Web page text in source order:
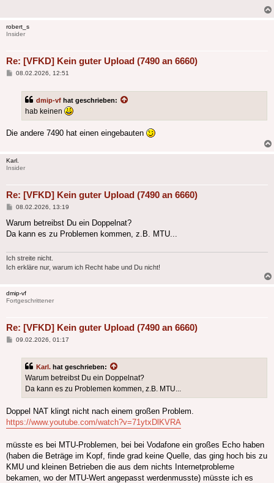
robert_s
Insider
Re: [VFKD] Kein guter Upload (7490 an 6660)
Beitrag
08.02.2026, 12:51
dmip-vf hat geschrieben:
hab keinen
Die andere 7490 hat einen eingebauten
Karl.
Insider
Re: [VFKD] Kein guter Upload (7490 an 6660)
Beitrag
08.02.2026, 13:19
Warum betreibst Du ein Doppelnat?
Da kann es zu Problemen kommen, z.B. MTU...
Ich streite nicht.
Ich erkläre nur, warum ich Recht habe und Du nicht!
dmip-vf
Fortgeschrittener
Re: [VFKD] Kein guter Upload (7490 an 6660)
Beitrag
09.02.2026, 01:17
Karl. hat geschrieben:
Warum betreibst Du ein Doppelnat?
Da kann es zu Problemen kommen, z.B. MTU...
Doppel NAT klingt nicht nach einem großen Problem.
https://www.youtube.com/watch?v=71ytxDlKVRA
müsste es bei MTU-Problemen, bei bei Vodafone ein großes Echo haben
(haben die Beträge im Kopf, finde grad keine Quelle, das ging hoch bis zu
KMU und kleinen Betrieben die aus dem nichts Internetprobleme
bekamen, wo der MTU-Wert angepasst werdenmusste) müsste ich es